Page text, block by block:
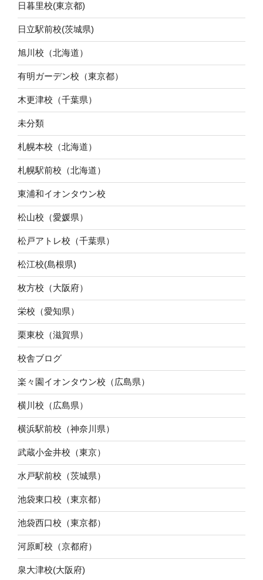
日暮里校(東京都)
日立駅前校(茨城県)
旭川校（北海道）
有明ガーデン校（東京都）
木更津校（千葉県）
未分類
札幌本校（北海道）
札幌駅前校（北海道）
東浦和イオンタウン校
松山校（愛媛県）
松戸アトレ校（千葉県）
松江校(島根県)
枚方校（大阪府）
栄校（愛知県）
栗東校（滋賀県）
校舎ブログ
楽々園イオンタウン校（広島県）
横川校（広島県）
横浜駅前校（神奈川県）
武蔵小金井校（東京）
水戸駅前校（茨城県）
池袋東口校（東京都）
池袋西口校（東京都）
河原町校（京都府）
泉大津校(大阪府)